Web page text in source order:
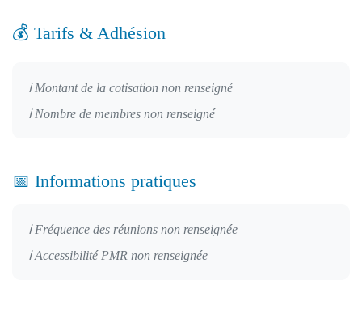
💰 Tarifs & Adhésion
ℹ️ Montant de la cotisation non renseigné
ℹ️ Nombre de membres non renseigné
📅 Informations pratiques
ℹ️ Fréquence des réunions non renseignée
ℹ️ Accessibilité PMR non renseignée